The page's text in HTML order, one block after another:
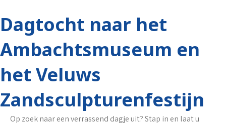
Dagtocht naar het
Ambachtsmuseum en
het Veluws
Zandsculpturenfestijn
Op zoek naar een verrassend dagje uit? Stap in en laat u